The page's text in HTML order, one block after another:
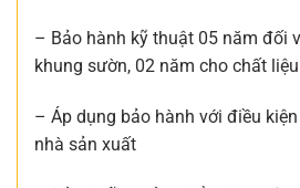
– Bảo hành kỹ thuật 05 năm đối
khung sườn, 02 năm cho chất
– Áp dụng bảo hành với điều
nhà sản xuất